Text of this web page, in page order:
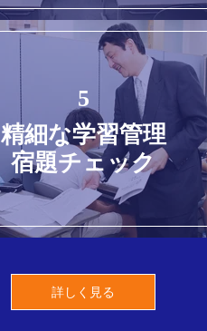
5
精細な学習管理
宿題チェック
詳しく見る